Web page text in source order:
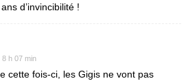
d’invincibilité !
8 h 07 min
cette fois-ci, les Gigis ne vont pas